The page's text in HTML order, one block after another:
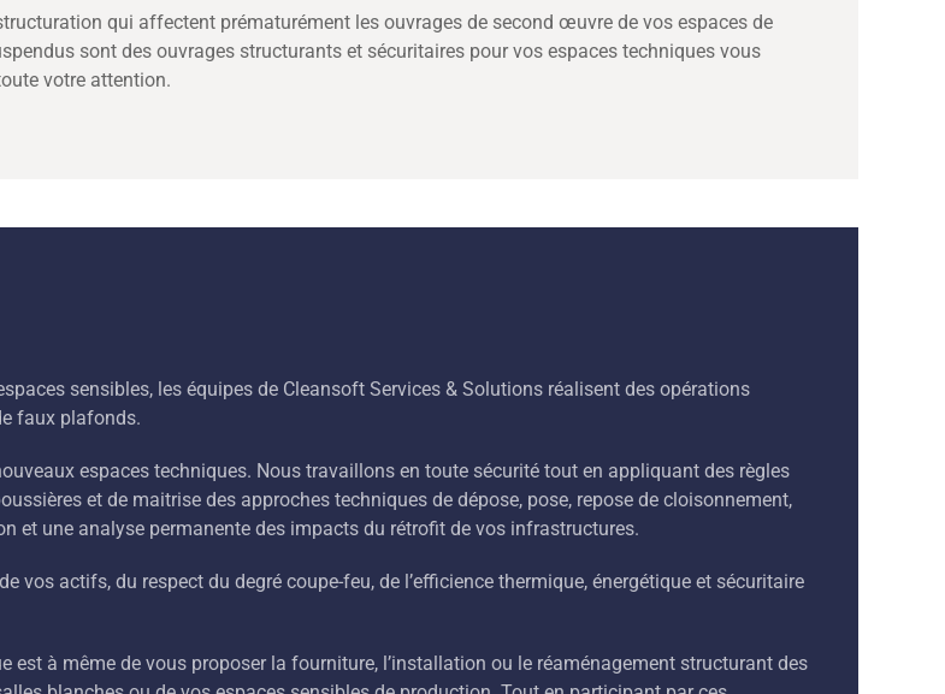
qui affectent prématurément les ouvrages de second œuvre de vos espaces de
sont des ouvrages structurants et sécuritaires pour vos espaces techniques vous
votre attention.
sensibles, les équipes de Cleansoft Services & Solutions réalisent des opérations
faux plafonds.
espaces techniques. Nous travaillons en toute sécurité tout en appliquant des règles
et de maitrise des approches techniques de dépose, pose, repose de cloisonnement,
et une analyse permanente des impacts du rétrofit de vos infrastructures.
vos actifs, du respect du degré coupe-feu, de l’efficience thermique, énergétique et sécuritaire
est à même de vous proposer la fourniture, l’installation ou le réaménagement structurant des